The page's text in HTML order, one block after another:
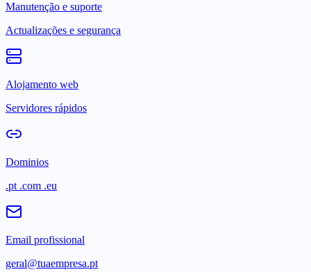
Manutenção e suporte
Actualizações e segurança
Alojamento web
Servidores rápidos
Dominios
.pt .com .eu
Email profissional
geral@tuaempresa.pt